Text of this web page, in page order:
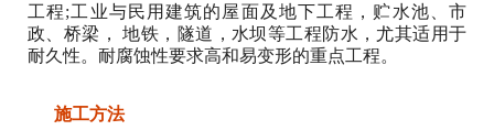
工程;工业与民用建筑的屋面及地下工程，贮水池、市
政、桥梁， 地铁，隧道，水坝等工程防水，尤其适用于
耐久性。耐腐蚀性要求高和易变形的重点工程。
施工方法